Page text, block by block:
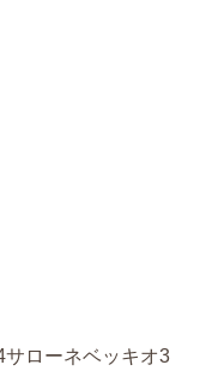
ローネベッキオ3